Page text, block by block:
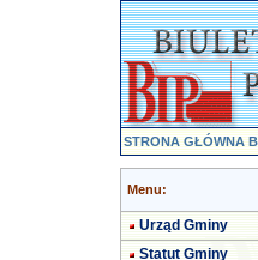
STRONA GŁÓWNA
Menu:
Urząd Gminy
Statut Gminy